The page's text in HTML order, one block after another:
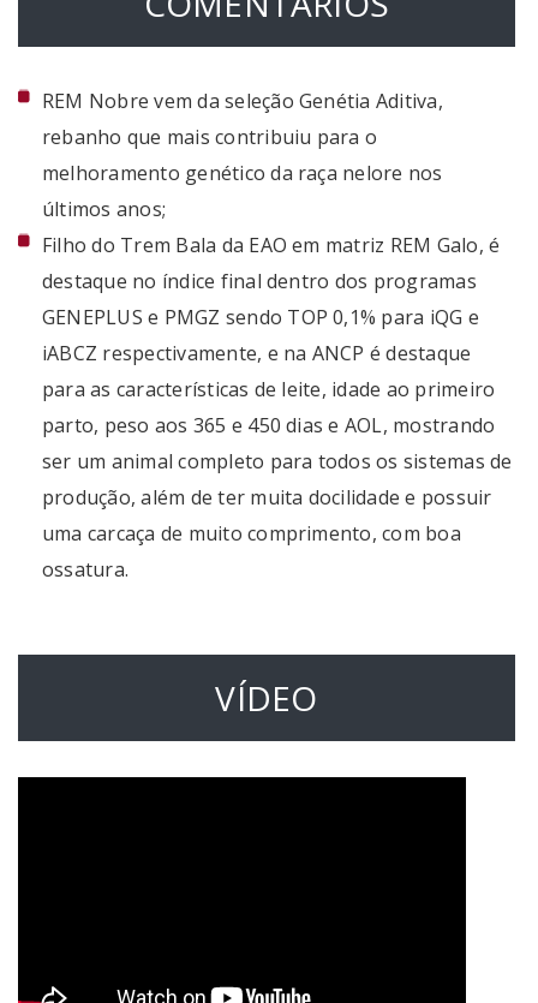
REM Nobre vem da seleção Genétia Aditiva,
rebanho que mais contribuiu para o
melhoramento genético da raça nelore nos
últimos anos;
Filho do Trem Bala da EAO em matriz REM Galo, é
destaque no índice final dentro dos programas
GENEPLUS e PMGZ sendo TOP 0,1% para iQG e
iABCZ respectivamente, e na ANCP é destaque
para as características de leite, idade ao primeiro
parto, peso aos 365 e 450 dias e AOL, mostrando
ser um animal completo para todos os sistemas de
produção, além de ter muita docilidade e possuir
uma carcaça de muito comprimento, com boa
ossatura.
VÍDEO